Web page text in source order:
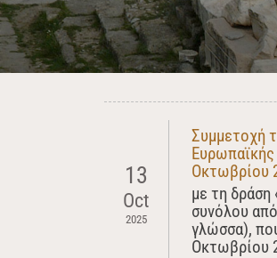
13
Oct
2025
Συμμετοχή
Οκτωβρίου
με τη δράση
συνόλου
γλώσσα),
Οκτωβρίου